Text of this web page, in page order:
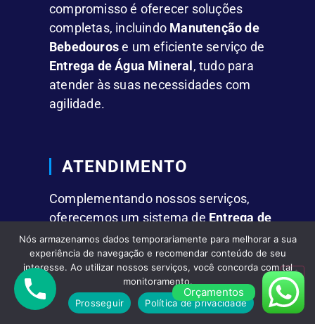
compromisso é oferecer soluções
completas, incluindo Manutenção de
Bebedourose um eficiente serviço de
Entrega de Água Mineral , tudo para
atender às suas necessidades com
agilidade.
ATENDIMENTO
Complementando nossos serviços,
oferecemos um sistema deEntrega de
Água Mineralque se destaca pela
rapidez e comodidade.
FACILIDADES
Orçamentos
Nós armazenamos dados temporariamente para melhorar a sua
experiência de navegação e recomendar conteúdo de seu
interesse. Ao utilizar nossos serviços, você concorda com tal
monitoramento.
Prosseguir
Política de privacidade